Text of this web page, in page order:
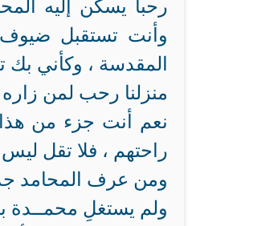
رحبا يسكن إليه
وأنت تستقبل
المقدسة ، وكأني بك
منزلنا رحب لمن
نعم أنت جزء من
راحتهم ، فلا تقل
ومن عرف المحامد
ولم يستغلِ